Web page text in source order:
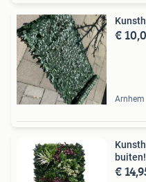
€
Arnhem
buiten!
€